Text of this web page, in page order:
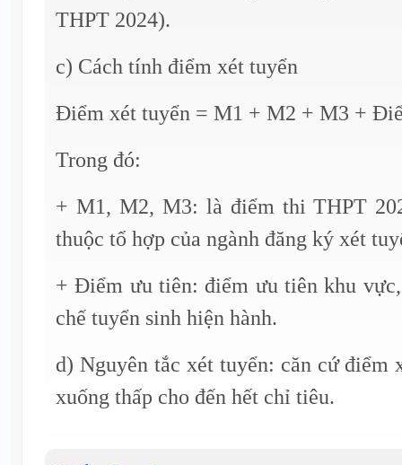
THPT 2024).
c) Cách tính điểm xét tuyển
Điểm xét tuyển = M1 + M2 + M3 +
Trong đó:
+ M1, M2, M3: là điểm thi THPT
thuộc tổ hợp của ngành đăng ký xét
+ Điểm ưu tiên: điểm ưu tiên khu
chế tuyển sinh hiện hành.
d) Nguyên tắc xét tuyển: căn cứ điểm
xuống thấp cho đến hết chỉ tiêu.